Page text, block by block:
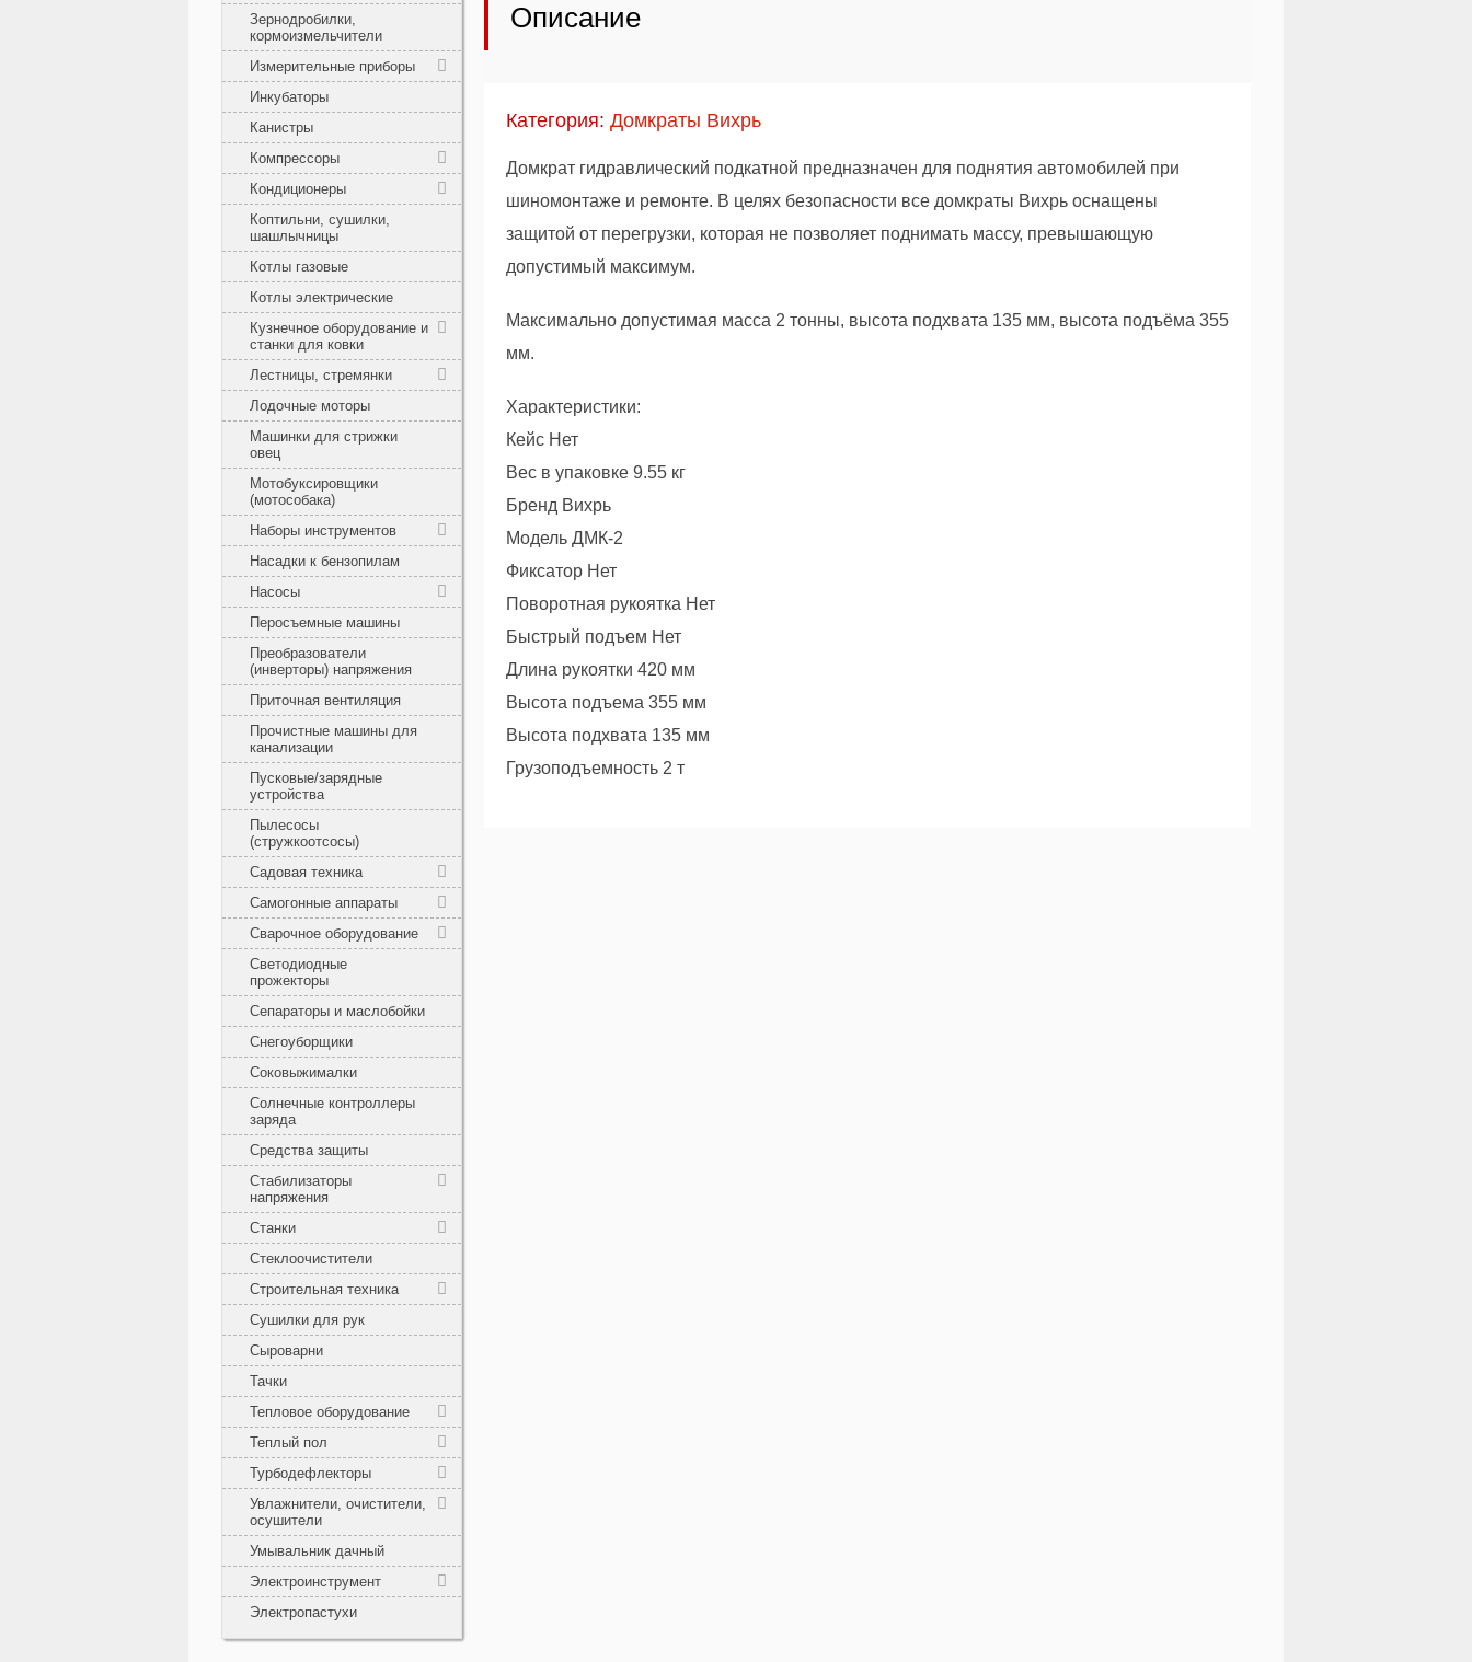
Зернодробилки,
кормоизмельчители
Измерительные приборы
Инкубаторы
Канистры
Компрессоры
Кондиционеры
Коптильни, сушилки,
шашлычницы
Котлы газовые
Котлы электрические
Кузнечное оборудование и
станки для ковки
Лестницы, стремянки
Лодочные моторы
Машинки для стрижки
овец
Мотобуксировщики
(мотособака)
Наборы инструментов
Насадки к бензопилам
Насосы
Перосъемные машины
Преобразователи
(инверторы) напряжения
Приточная вентиляция
Прочистные машины для
канализации
Пусковые/зарядные
устройства
Пылесосы
(стружкоотсосы)
Садовая техника
Самогонные аппараты
Сварочное оборудование
Светодиодные
прожекторы
Сепараторы и маслобойки
Снегоуборщики
Соковыжималки
Солнечные контроллеры
заряда
Средства защиты
Стабилизаторы
напряжения
Станки
Стеклоочистители
Строительная техника
Сушилки для рук
Сыроварни
Тачки
Тепловое оборудование
Теплый пол
Турбодефлекторы
Увлажнители, очистители,
осушители
Умывальник дачный
Электроинструмент
Электропастухи
Описание
Категория: Домкраты Вихрь
Домкрат гидравлический подкатной предназначен для поднятия автомобилей при
шиномонтаже и ремонте. В целях безопасности все домкраты Вихрь оснащены
защитой от перегрузки, которая не позволяет поднимать массу, превышающую
допустимый максимум.
Максимально допустимая масса 2 тонны, высота подхвата 135 мм, высота подъёма 355
мм.
Характеристики:
Кейс Нет
Вес в упаковке 9.55 кг
Бренд Вихрь
Модель ДМК-2
Фиксатор Нет
Поворотная рукоятка Нет
Быстрый подъем Нет
Длина рукоятки 420 мм
Высота подъема 355 мм
Высота подхвата 135 мм
Грузоподъемность 2 т